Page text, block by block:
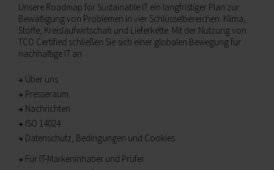
Unsere Roadmap for Sustainable IT ein langfristiger Plan zur
Bewältigung von Problemen in vier Schlüsselbereichen: Klima,
Stoffe, Kreislaufwirtschaft und Lieferkette. Mit der Nutzung von
TCO Certified schließen Sie sich einer globalen Bewegung für
nachhaltige IT an.
Über uns
Presseraum
Nachrichten
ISO 14024
Datenschutz, Bedingungen und Cookies
Für IT-Markeninhaber und Prüfer